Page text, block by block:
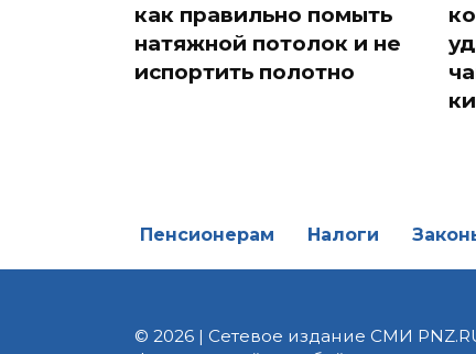
как правильно помыть
натяжной потолок и не
испортить полотно
Пенсионерам Налоги
© 2026 | Сетевое издание СМИ